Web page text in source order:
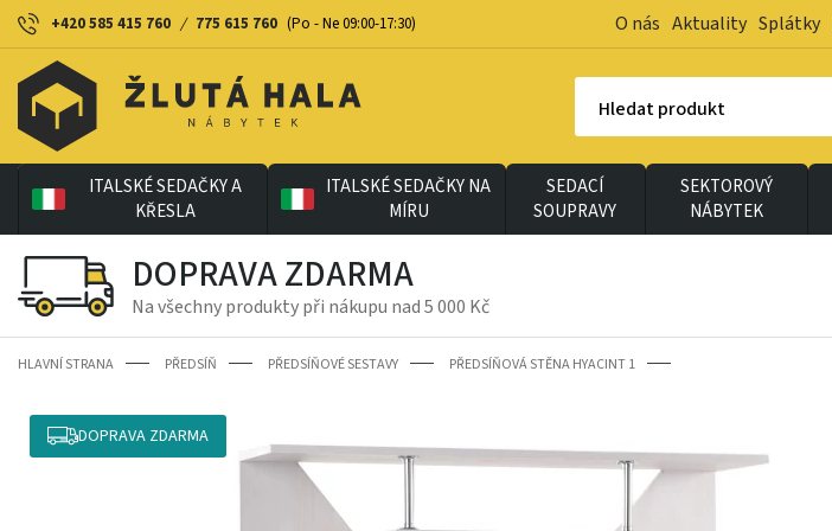
+420 585 415 760 / 775 615 760 (Po - Ne 09:00-17:30) O nás Aktuality Splátky
Hledat produkt
ITALSKÉ SEDAČKY A
KŘESLA
ITALSKÉ SEDAČKY NA
MÍRU
SEDACÍ
SOUPRAVY
SEKTOROVÝ
NÁBYTEK
DOPRAVA ZDARMA
Na všechny produkty při nákupu nad 5 000 Kč
HLAVNÍ STRANA PŘEDSÍŇ PŘEDSÍŇOVÉ SESTAVY PŘEDSÍŇOVÁ STĚNA HYACINT 1
DOPRAVA ZDARMA